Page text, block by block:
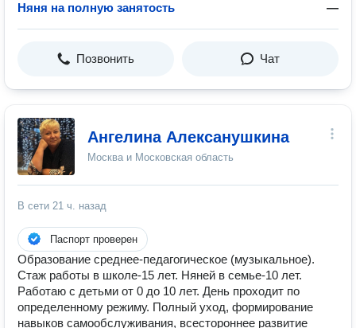
Няня на полную занятость —
Позвонить Чат
Ангелина Алексанушкина
Москва и Московская область
В сети 21 ч. назад
Паспорт проверен
Образование среднее-педагогическое (музыкальное).
Стаж работы в школе-15 лет. Няней в семье-10 лет.
Работаю с детьми от 0 до 10 лет. День проходит по
определенному режиму. Полный уход, формирование
навыков самообслуживания, всестороннее развитие